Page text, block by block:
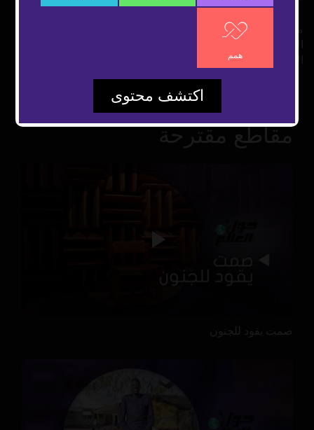
مفاجأت جديدة في مغارة علي بابا بمصر تفاصيل ضبط كنز "شقة
الآثار من 3 وزارات
مقاطع مقترحة
صمت يقود للجنون
همم
اكتشف محتوى